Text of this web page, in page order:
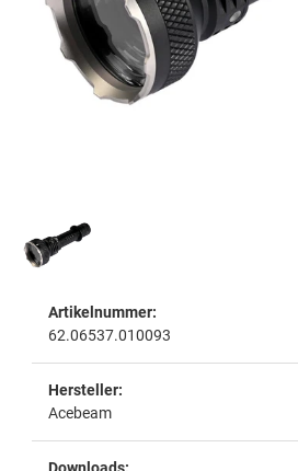
Artikelnummer:
62.06537.010093
Hersteller:
Acebeam
Downloads: